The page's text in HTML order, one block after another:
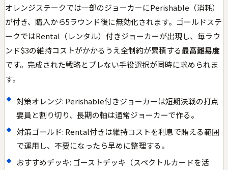
オレンジステークでは一部のジョーカーにPerishable（消耗）
が付き、購入から5ラウンド後に無効化されます。ゴールドステ
ークではRental（レンタル）付きジョーカーが出現し、毎ラウ
ンド$3の維持コストがかかるうえ全制約が累積する最高難易度
です。完成された戦略とブレない手役選択が同時に求められま
す。
対策オレンジ: Perishable付きジョーカーは短期決戦の打点
要員と割り切り、長期の軸は通常ジョーカーで作る。
対策ゴールド: Rental付きは維持コストを利息で賄える範囲
で運用し、不要になったら早めに整理する。
おすすめデッキ: ゴーストデッキ（スペクトルカードを活